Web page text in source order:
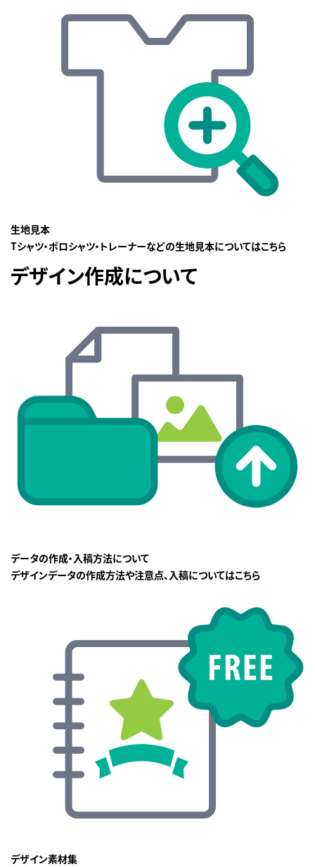
生地見本
Tシャツ・ポロシャツ・トレーナーなどの生地見本についてはこちら
デザイン作成について
データの作成・入稿方法について
デザインデータの作成方法や注意点、入稿についてはこちら
デザイン素材集